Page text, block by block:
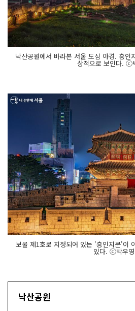
낙산공원에서 바라본 서울 도심 야경. 흥인
상적으로 보인다. ⓒ
보물 제1호로 지정되어 있는 '흥인지문'이
있다. ⓒ박우영
낙산공원